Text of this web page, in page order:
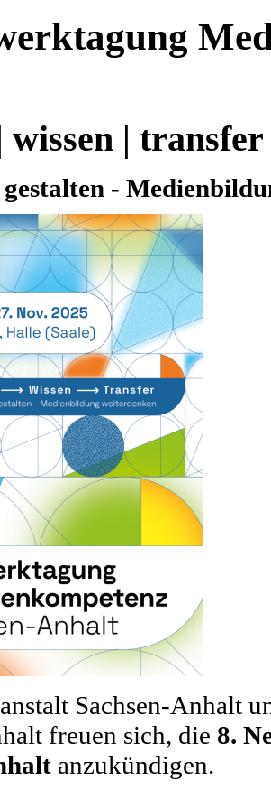
wissen | transfer
-
Sachsen-Anhalt
freuen sich, die 8.
anzukündigen.